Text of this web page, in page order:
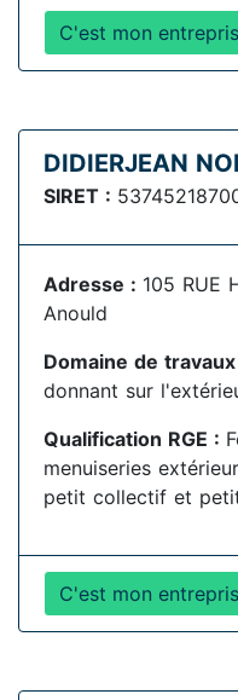
C'est mon
DIDIERJEAN
SIRET :
Adresse : 105 RUE
Anould
Domaine de
donnant sur
Qualification RGE :
menuiseries
petit collectif et
C'est mon